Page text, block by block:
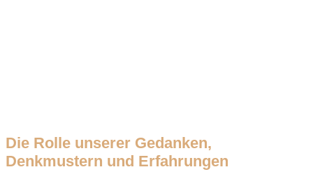
Die Rolle unserer Gedanken,
Denkmustern und Erfahrungen